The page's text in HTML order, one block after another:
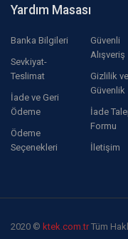
Yardım Masası
Banka Bilgileri
Sevkiyat-
Teslimat
İade ve Geri
Ödeme
Ödeme
Seçenekleri
Güvenli
Alışveriş
Gizlilik ve
Güvenlik
İade
Formu
İletişim
2020 © ktek.com.trTüm